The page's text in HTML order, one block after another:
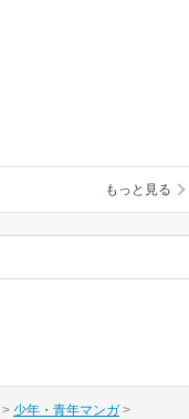
もっと見る
少年・青年マンガ